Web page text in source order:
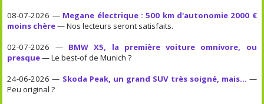
08-07-2026 — Megane électrique : 500 km d'autonomie 2000 €
moins chère— Nos lecteurs seront satisfaits.
02-07-2026 — BMW X5, la première voiture omnivore, ou
presque— Le best-of de Munich ?
24-06-2026 — Skoda Peak, un grand SUV très soigné, mais... —
Peu original ?